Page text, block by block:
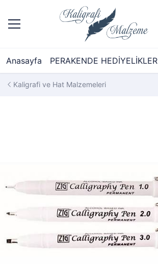
Anasayfa PERAKENDE HEDİYELİKLER
Kaligrafi ve Hat Malzemeleri